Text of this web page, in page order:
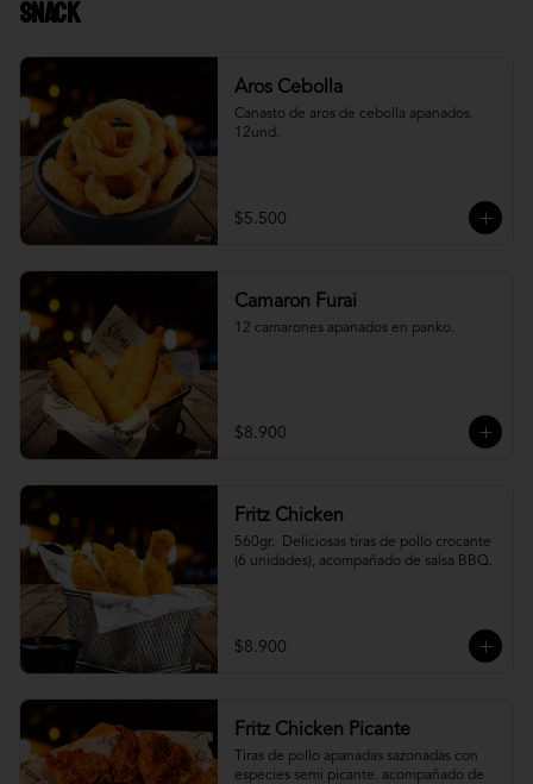
Snack
Aros Cebolla
Canasto de aros de cebolla apanados.
12und.
$5.500
Camaron Furai
12 camarones apanados en panko.
$8.900
Fritz Chicken
560gr.  Deliciosas tiras de pollo crocante
(6 unidades), acompañado de salsa BBQ.
$8.900
Fritz Chicken Picante
Tiras de pollo apanadas sazonadas con
especies semi picante. acompañado de